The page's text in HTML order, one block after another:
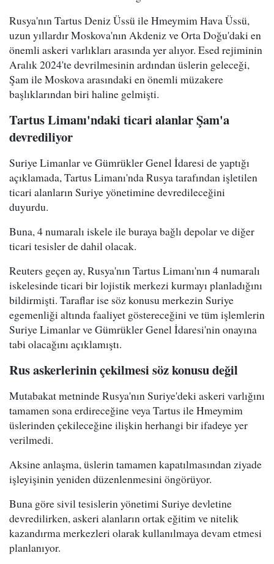
Rusya'nın Tartus Deniz Üssü ile Hmeymim Hava Üssü,
uzun yıllardır Moskova'nın Akdeniz ve Orta Doğu'daki en
önemli askeri varlıkları arasında yer alıyor. Esed rejiminin
Aralık 2024'te devrilmesinin ardından üslerin geleceği,
Şam ile Moskova arasındaki en önemli müzakere
başlıklarından biri haline gelmişti.
Tartus Limanı'ndaki ticari alanlar Şam'a
devrediliyor
Suriye Limanlar ve Gümrükler Genel İdaresi de yaptığı
açıklamada, Tartus Limanı'nda Rusya tarafından işletilen
ticari alanların Suriye yönetimine devredileceğini
duyurdu.
Buna, 4 numaralı iskele ile buraya bağlı depolar ve diğer
ticari tesisler de dahil olacak.
Reuters geçen ay, Rusya'nın Tartus Limanı'nın 4 numaralı
iskelesinde ticari bir lojistik merkezi kurmayı planladığını
bildirmişti. Taraflar ise söz konusu merkezin Suriye
egemenliği altında faaliyet göstereceğini ve tüm işlemlerin
Suriye Limanlar ve Gümrükler Genel İdaresi'nin onayına
tabi olacağını açıklamıştı.
Rus askerlerinin çekilmesi söz konusu değil
Mutabakat metninde Rusya'nın Suriye'deki askeri varlığını
tamamen sona erdireceğine veya Tartus ile Hmeymim
üslerinden çekileceğine ilişkin herhangi bir ifadeye yer
verilmedi.
Aksine anlaşma, üslerin tamamen kapatılmasından ziyade
işleyişinin yeniden düzenlenmesini öngörüyor.
Buna göre sivil tesislerin yönetimi Suriye devletine
devredilirken, askeri alanların ortak eğitim ve nitelik
kazandırma merkezleri olarak kullanılmaya devam etmesi
planlanıyor.